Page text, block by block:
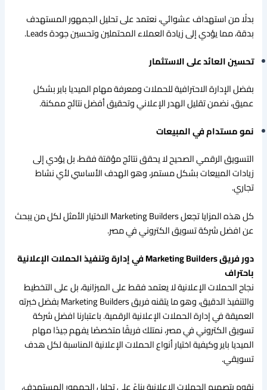
بدلًا من استهداف عشوائي، نعتمد على تحليل الجمهور المستهدف
بدقة، مما يؤدي إلى زيادة العملاء المحتملين وتحسين جودة Leads.
تحسين العائد على الاستثمار
بفضل الإدارة الاحترافية للحملات ومعرفة مهام الميديا باير بشكل
عميق، نضمن تقليل الهدر الإعلاني وتحقيق أفضل نتائج ممكنة.
نمو مستدام في المبيعات
التسويق الرقمي الصحيح لا يحقق نتائج مؤقتة فقط، بل يؤدي إلى
زيادات المبيعات بشكل مستمر، وهو الهدف الأساسي لأي نشاط
تجاري.
كل هذه المزايا تجعل Marketing Builders الاختيار الأمثل لكل من يبحث
عن افضل شركة تسويق الكتروني في مصر.
دور فريق Marketing Builders في إدارة وتنفيذ الحملات الإعلانية
باحتراف
نجاح الحملات الإعلانية لا يعتمد فقط على الميزانية، بل على التخطيط
والتنفيذ الدقيق، وهو ما يتقنه فريق Marketing Builders بفضل خبرته
العميقة في إدارة الحملات الإعلانية الرقمية. باعتبارنا افضل شركة
تسويق الكتروني في مصر، نمتلك فريقًا متخصصًا يفهم جيدًا مهام
الميديا باير وكيفية اختيار أنواع الحملات الإعلانية المناسبة لكل هدف
تسويقي.